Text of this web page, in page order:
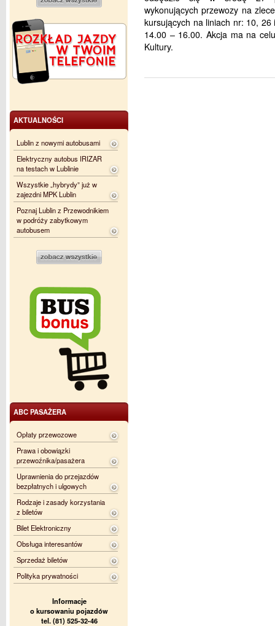
wykonujących przewozy na
kursujących na liniach nr: 10,
14.00 – 16.00. Akcja ma na
Kultury.
AKTUALNOŚCI
Lublin z nowymi autobusami
Elektryczny autobus IRIZAR
na testach w Lublinie
Wszystkie „hybrydy” już w
zajezdni MPK Lublin
Poznaj Lublin z Przewodnikiem
w podróży zabytkowym
autobusem
ABC PASAŻERA
Opłaty przewozowe
Prawa i obowiązki
przewoźnika/pasażera
Uprawnienia do przejazdów
bezpłatnych i ulgowych
Rodzaje i zasady korzystania
z biletów
Bilet Elektroniczny
Obsługa interesantów
Sprzedaż biletów
Polityka prywatności
Informacje
o kursowaniu pojazdów
tel. (81) 525-32-46